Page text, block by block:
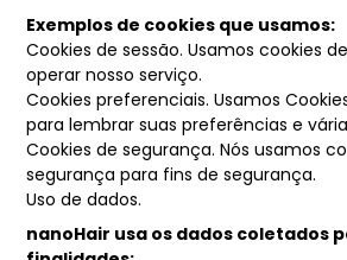
Exemplos de cookies que usamos:
Cookies de sessão. Usamos cookies
operar nosso serviço.
Cookies preferenciais. Usamos
para lembrar suas preferências e
Cookies de segurança. Nós usamos
segurança para fins de segurança.
Uso de dados.
nanoHair usa os dados coletados